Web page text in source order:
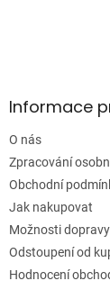
aInformace
O nás
Zpracování
Obchodní
Jak nakupovat
Možnosti
Odstoupení od
Hodnocení